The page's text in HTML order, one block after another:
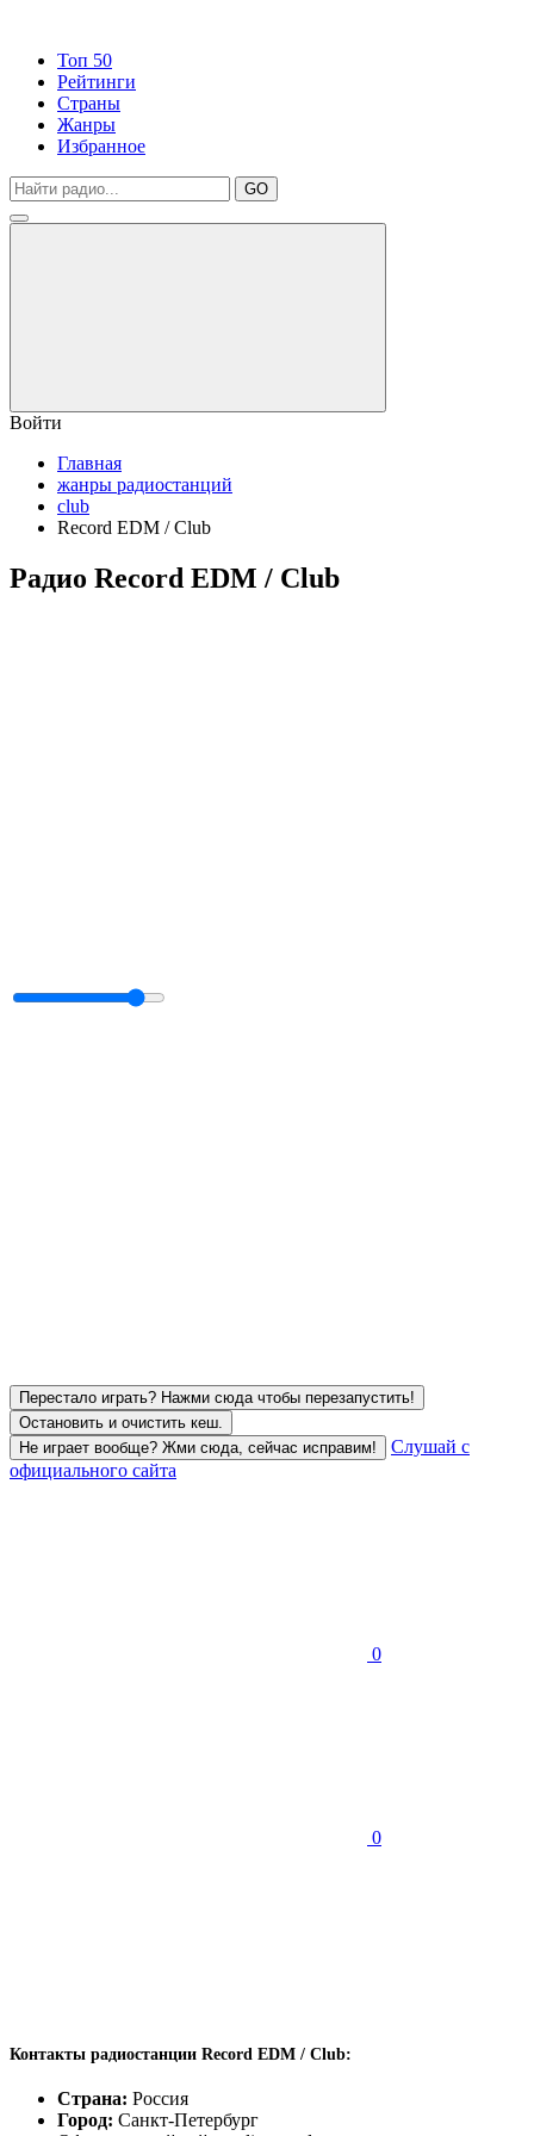
Топ 50
Рейтинги
Страны
Жанры
Избранное
GO
Войти
Главная
жанры радиостанций
club
Record EDM / Club
Радио Record EDM / Club
Перестало играть? Нажми сюда чтобы перезапустить!
Остановить и очистить кеш.
Не играет вообще? Жми сюда, сейчас исправим!
Слушай с
официального сайта
0
0
Контакты радиостанции Record EDM / Club:
Страна: Россия
Город: Санкт-Петербург